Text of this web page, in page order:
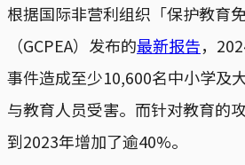
根据国际非营利组织「保护教育
（GCPEA）发布的最新报告，
事件造成至少10,600名中小学及
与教育人员受害。而针对教育的
到2023年增加了逾40%。